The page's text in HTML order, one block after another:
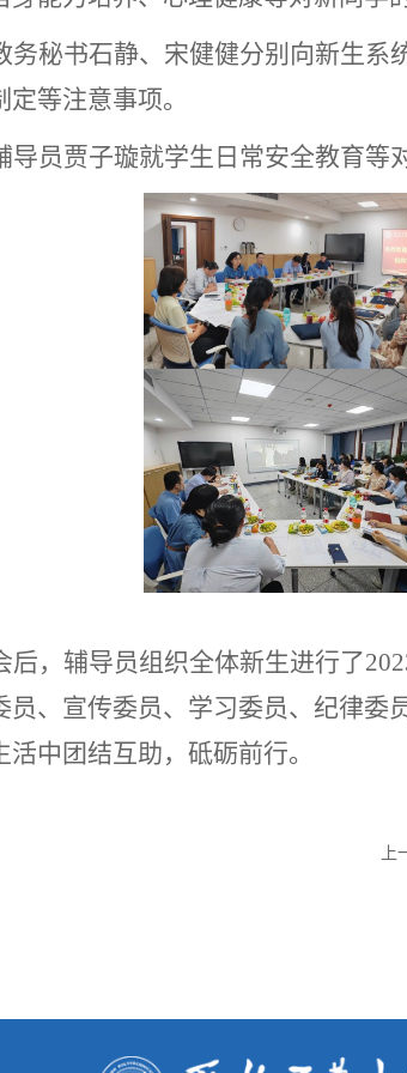
务秘书石静、宋健健分别向新生系
定等注意事项。
导员贾子璇就学生日常安全教育等
后，辅导员组织全体新生进行了
员、宣传委员、学习委员、纪律委
活中团结互助，砥砺前行。
上